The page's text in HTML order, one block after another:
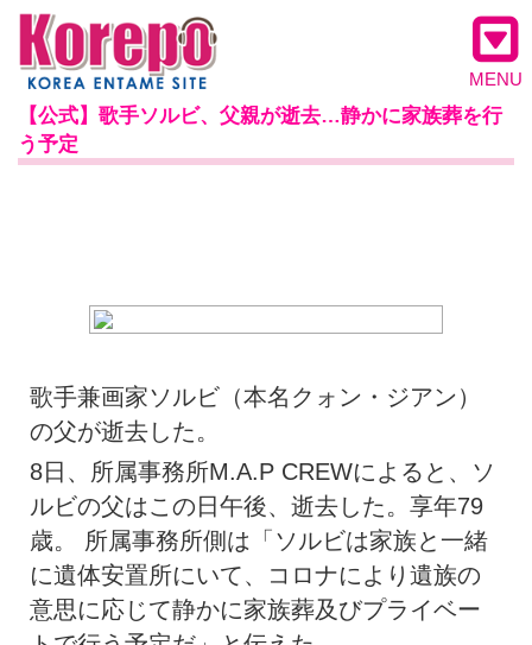
MENU
【公式】歌手ソルビ、父親が逝去…静かに家族葬を行
う予定
歌手兼画家ソルビ（本名クォン・ジアン）
の父が逝去した。
8日、所属事務所M.A.P CREWによると、ソ
ルビの父はこの日午後、逝去した。享年79
歳。 所属事務所側は「ソルビは家族と一緒
に遺体安置所にいて、コロナにより遺族の
意思に応じて静かに家族葬及びプライベー